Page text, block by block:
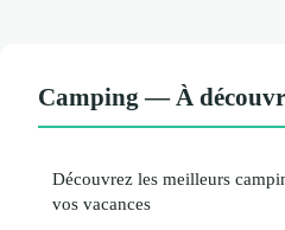
Camping — À
Découvrez les meilleurs
vos vacances